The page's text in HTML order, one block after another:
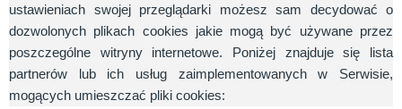
ustawieniach swojej przeglądarki możesz sam decydować o
dozwolonych plikach cookies jakie mogą być używane przez
poszczególne witryny internetowe. Poniżej znajduje się lista
partnerów lub ich usług zaimplementowanych w Serwisie,
mogących umieszczać pliki cookies: